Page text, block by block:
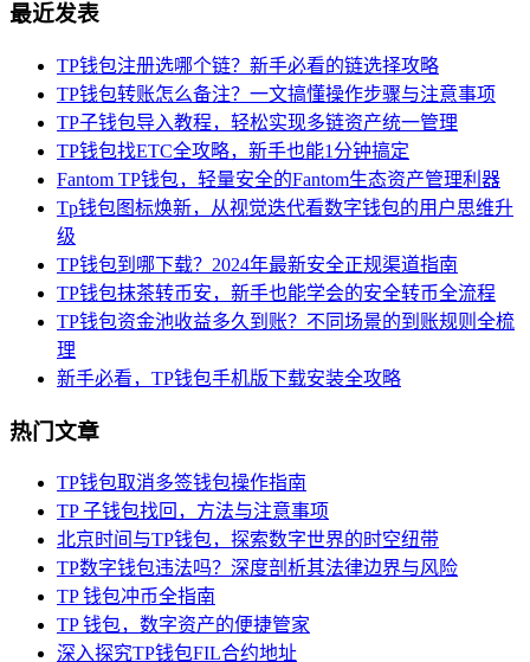
最近发表
TP钱包注册选哪个链？新手必看的链选择攻略
TP钱包转账怎么备注？一文搞懂操作步骤与注意事项
TP子钱包导入教程，轻松实现多链资产统一管理
TP钱包找ETC全攻略，新手也能1分钟搞定
Fantom TP钱包，轻量安全的Fantom生态资产管理利器
Tp钱包图标焕新，从视觉迭代看数字钱包的用户思维升
级
TP钱包到哪下载？2024年最新安全正规渠道指南
TP钱包抹茶转币安，新手也能学会的安全转币全流程
TP钱包资金池收益多久到账？不同场景的到账规则全梳
理
新手必看，TP钱包手机版下载安装全攻略
热门文章
TP钱包取消多签钱包操作指南
TP 子钱包找回，方法与注意事项
北京时间与TP钱包，探索数字世界的时空纽带
TP数字钱包违法吗？深度剖析其法律边界与风险
TP 钱包冲币全指南
TP 钱包，数字资产的便捷管家
深入探究TP钱包FIL合约地址